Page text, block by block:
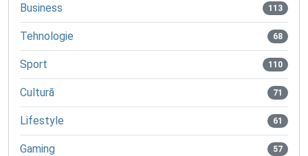
Business 113
Tehnologie 68
Sport 110
Cultură 71
Lifestyle 61
Gaming 57